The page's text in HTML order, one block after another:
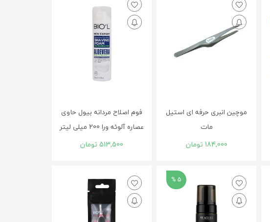
موچین انبری حرفه ای استیل
مات
184,000 تومان
فوم اصلاح مردانه بیول حاوی
عصاره آلوئه ورا 200 میلی لیتر
513,500 تومان
5 %